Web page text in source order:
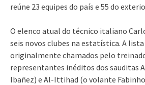
reúne 23 equipes do país e 55 do
O elenco atual do técnico italiano
seis novos clubes na estatística. A
originalmente chamados pelo
representantes inéditos dos sauditas
Ibañez) e Al-Ittihad (o volante